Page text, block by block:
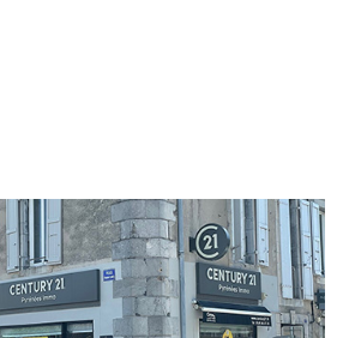
21 Pyrénées Immo
Villefranche
GIRONS - 09200